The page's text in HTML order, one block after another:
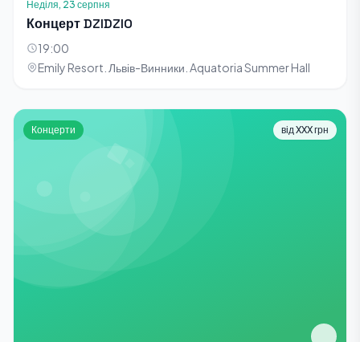
Неділя, 23 серпня
Концерт DZIDZIO
19:00
Emily Resort. Львів-Винники. Aquatoria Summer Hall
Концерти від XXX грн